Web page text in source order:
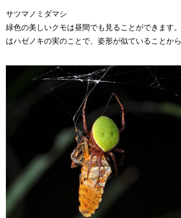
サツマノミダマシ
緑色の美しいクモは昼間でも見ることができます
はハゼノキの実のことで、姿形が似ていることか